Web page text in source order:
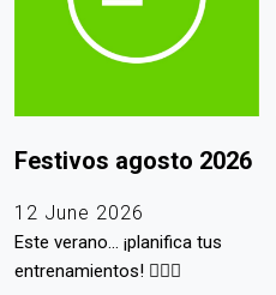
Festivos agosto 2026
12 June 2026
Este verano... ¡planifica tus
entrenamientos! 🏋🏻‍♀️